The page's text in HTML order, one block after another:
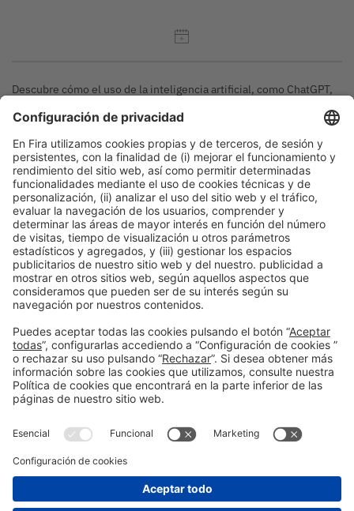
Descubre cómo el uso de la inteligencia artificial, como ChatGPT,
y pequeños negocios a crecer y mejorar sus procesos. Es una
sesión práctica para empezar a aplicar la IA con eficiencia y
buenos resultados.
Ponentes
PONENT
Pedro Rojas
Consultor en inteligencia artificial
Pedro Rojas
Organizadores